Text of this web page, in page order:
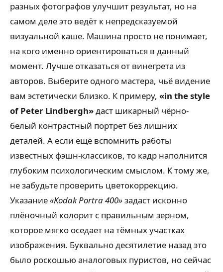
разных фотографов улучшит результат, но на
самом деле это ведёт к непредсказуемой
визуальной каше. Машина просто не понимает,
на кого именно ориентироваться в данный
момент. Лучше отказаться от винегрета из
авторов. Выберите одного мастера, чьё видение
вам эстетически близко. К примеру, «in the style
of Peter Lindbergh»даст шикарный чёрно-
белый контрастный портрет без лишних
деталей. А если ещё вспомнить работы
известных фэшн-классиков, то кадр наполнится
глубоким психологическим смыслом. К тому же,
не забудьте проверить цветокоррекцию.
Указание«Kodak Portra 400»задаст исконно
плёночный колорит с правильным зерном,
которое мягко оседает на тёмных участках
изображения. Буквально десятилетие назад это
было роскошью аналоговых пуристов, но сейчас